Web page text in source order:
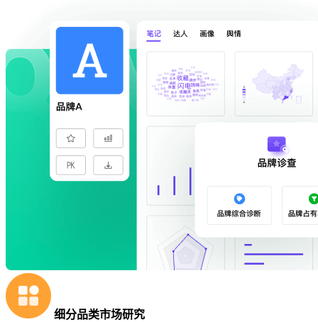
细分品类市场研究